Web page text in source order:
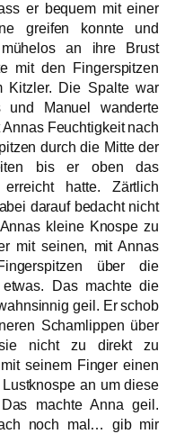
er bequem mit einer
greifen konnte und
an ihre Brust
mit den Fingerspitzen
Kitzler. Die Spalte war
und Manuel wanderte
Feuchtigkeit nach
durch die Mitte der
bis er oben das
erreicht hatte. Zärtlich
darauf bedacht nicht
kleine Knospe zu
mit seinen, mit Annas
über die
Das machte die
geil. Er schob
Schamlippen über
nicht zu direkt zu
seinem Finger einen
an um diese
machte Anna geil.
noch mal… gib mir